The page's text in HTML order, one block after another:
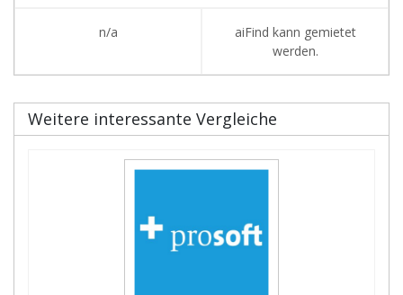
n/a
aiFind kann gemietet
werden.
Weitere interessante Vergleiche